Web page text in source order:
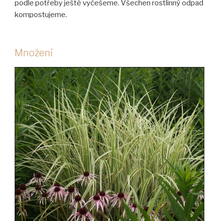
podle potřeby ještě vyčešeme. Všechen rostlinný odpad
kompostujeme.
Množení